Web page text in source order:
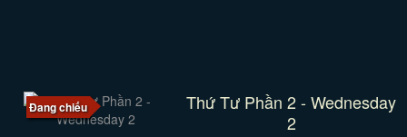
Đang chiếu
Thứ Tư Phần 2 - Wednesday
2